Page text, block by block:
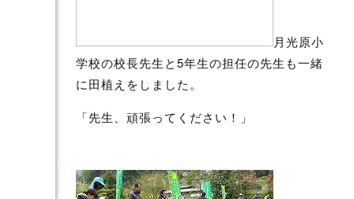
月光原小
学校の校長先生と5年生の担任の先生も一緒
に田植えをしました。
「先生、頑張ってください！」